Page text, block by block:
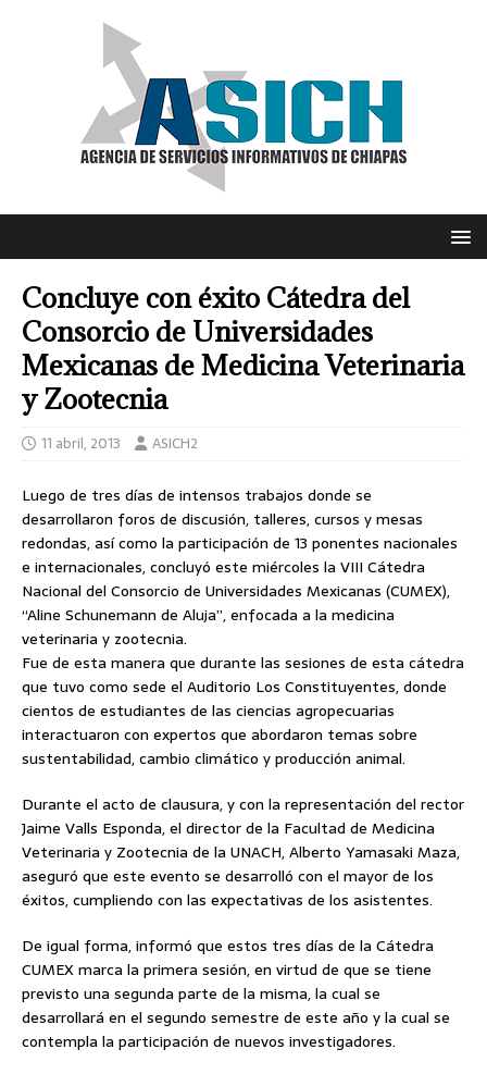
Concluye con éxito Cátedra del
Consorcio de Universidades
Mexicanas de Medicina Veterinaria
y Zootecnia
11 abril, 2013 ASICH2
Luego de tres días de intensos trabajos donde se
desarrollaron foros de discusión, talleres, cursos y mesas
redondas, así como la participación de 13 ponentes nacionales
e internacionales, concluyó este miércoles la VIII Cátedra
Nacional del Consorcio de Universidades Mexicanas (CUMEX),
“Aline Schunemann de Aluja”, enfocada a la medicina
veterinaria y zootecnia.
Fue de esta manera que durante las sesiones de esta cátedra
que tuvo como sede el Auditorio Los Constituyentes, donde
cientos de estudiantes de las ciencias agropecuarias
interactuaron con expertos que abordaron temas sobre
sustentabilidad, cambio climático y producción animal.
Durante el acto de clausura, y con la representación del rector
Jaime Valls Esponda, el director de la Facultad de Medicina
Veterinaria y Zootecnia de la UNACH, Alberto Yamasaki Maza,
aseguró que este evento se desarrolló con el mayor de los
éxitos, cumpliendo con las expectativas de los asistentes.
De igual forma, informó que estos tres días de la Cátedra
CUMEX marca la primera sesión, en virtud de que se tiene
previsto una segunda parte de la misma, la cual se
desarrollará en el segundo semestre de este año y la cual se
contempla la participación de nuevos investigadores.